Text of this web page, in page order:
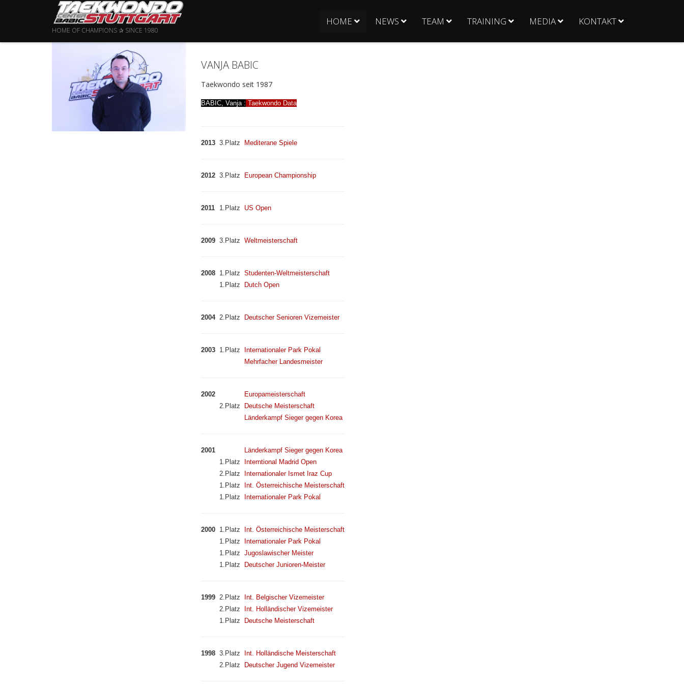
HOME OF CHAMPIONS ✰ SINCE 1980
HOME NEWS TEAM TRAINING MEDIA KONTAKT
VANJA BABIC
Taekwondo seit 1987
BABIC, Vanja : Taekwondo Data
20133.Platz Mediterane Spiele
20123.Platz European Championship
2011 1.Platz US Open
20093.Platz Weltmeisterschaft
20081.Platz Studenten-Weltmeisterschaft
1.Platz Dutch Open
20042.Platz Deutscher Senioren Vizemeister
20031.Platz Internationaler Park Pokal
Mehrfacher Landesmeister
2002
Europameisterschaft
2.Platz Deutsche Meisterschaft
Länderkampf Sieger gegen Korea
2001
Länderkampf Sieger gegen Korea
1.Platz Interntional Madrid Open
2.Platz Internationaler Ismet Iraz Cup
1.Platz Int. Österreichische Meisterschaft
1.Platz Internationaler Park Pokal
20001.Platz Int. Österreichische Meisterschaft
1.Platz Internationaler Park Pokal
1.Platz Jugoslawischer Meister
1.Platz Deutscher Junioren-Meister
19992.Platz Int. Belgischer Vizemeister
2.Platz Int. Holländischer Vizemeister
1.Platz Deutsche Meisterschaft
19983.Platz Int. Holländische Meisterschaft
2.Platz Deutscher Jugend Vizemeister